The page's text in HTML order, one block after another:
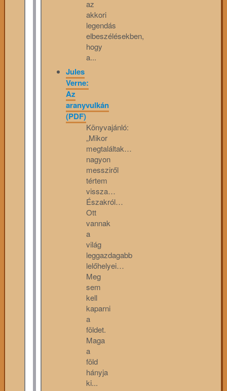
az
akkori
legendás
elbeszélésekben,
hogy
a...
Jules
Verne:
Az
aranyvulkán
(PDF)
Könyvajánló:
„Mikor
megtaláltak…
nagyon
messziről
tértem
vissza…
Északról…
Ott
vannak
a
világ
leggazdagabb
lelőhelyei…
Meg
sem
kell
kaparni
a
földet.
Maga
a
föld
hányja
ki...